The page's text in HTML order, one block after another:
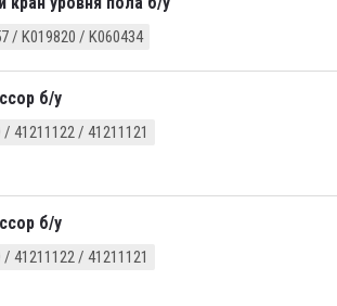
/ K019820 / K060434
б/у
/ 41211122 / 41211121
б/у
/ 41211122 / 41211121